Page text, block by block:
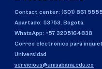
Contact center: (601) 861 5555
Apartado: 53753, Bogotá.
WhatsApp: +57 3205164838
Correo electrónico para
Universidad
servicious@unisabana.edu.co